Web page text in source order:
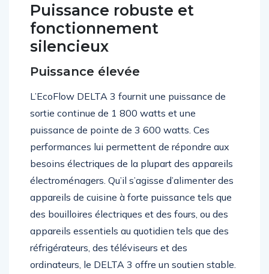
Puissance robuste et
fonctionnement
silencieux
Puissance élevée
L’EcoFlow DELTA 3 fournit une puissance de
sortie continue de 1 800 watts et une
puissance de pointe de 3 600 watts. Ces
performances lui permettent de répondre aux
besoins électriques de la plupart des appareils
électroménagers. Qu’il s’agisse d’alimenter des
appareils de cuisine à forte puissance tels que
des bouilloires électriques et des fours, ou des
appareils essentiels au quotidien tels que des
réfrigérateurs, des téléviseurs et des
ordinateurs, le DELTA 3 offre un soutien stable.